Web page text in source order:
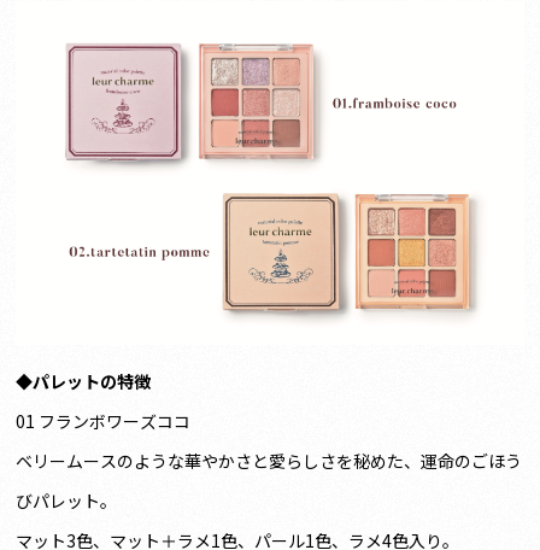
◆パレットの特徴
01 フランボワーズココ
ベリームースのような華やかさと愛らしさを秘めた、運命のごほう
びパレット。
マット3色、マット＋ラメ1色、パール1色、ラメ4色入り。